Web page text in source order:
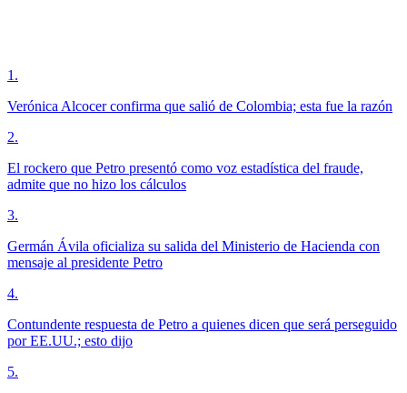
1 .
Verónica Alcocer confirma que salió de Colombia; esta fue la razón
2.
El rockero que Petro presentó como voz estadística del fraude,
admite que no hizo los cálculos
3.
Germán Ávila oficializa su salida del Ministerio de Hacienda con
mensaje al presidente Petro
4.
Contundente respuesta de Petro a quienes dicen que será perseguido
por EE.UU.; esto dijo
5.